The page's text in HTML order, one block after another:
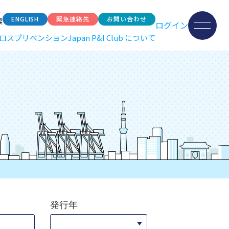
ENGLISH 緊急連絡先 お問い合わせ
スプリベンションJapan P&I Club について
ログイン
発行年